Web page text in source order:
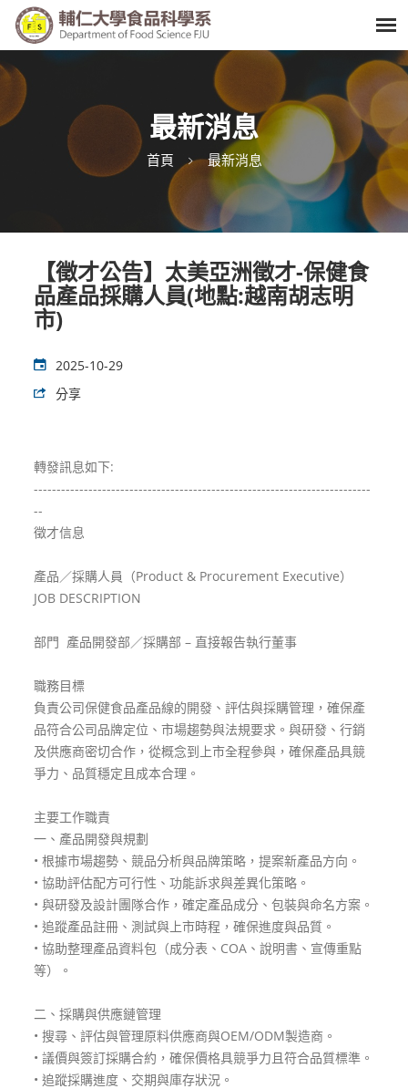
最新消息
首頁 最新消息
【徵才公告】太美亞洲徵才-保健食
品產品採購人員(地點:越南胡志明
市)
2025-10-29
分享
轉發訊息如下:
--------------------------------------------------------------------------
--
徵才信息
產品／採購人員（Product & Procurement Executive）
JOB DESCRIPTION
部門 產品開發部／採購部 – 直接報告執行董事
職務目標
負責公司保健食品產品線的開發、評估與採購管理，確保產
品符合公司品牌定位、市場趨勢與法規要求。與研發、行銷
及供應商密切合作，從概念到上市全程參與，確保產品具競
爭力、品質穩定且成本合理。
主要工作職責
一、產品開發與規劃
• 根據市場趨勢、競品分析與品牌策略，提案新產品方向。
• 協助評估配方可行性、功能訴求與差異化策略。
• 與研發及設計團隊合作，確定產品成分、包裝與命名方案。
• 追蹤產品註冊、測試與上市時程，確保進度與品質。
• 協助整理產品資料包（成分表、COA、說明書、宣傳重點
等）。
二、採購與供應鏈管理
• 搜尋、評估與管理原料供應商與OEM/ODM製造商。
• 議價與簽訂採購合約，確保價格具競爭力且符合品質標準。
• 追蹤採購進度、交期與庫存狀況。